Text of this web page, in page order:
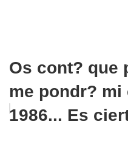
Os cont? que
me pondr? mi
1986... Es